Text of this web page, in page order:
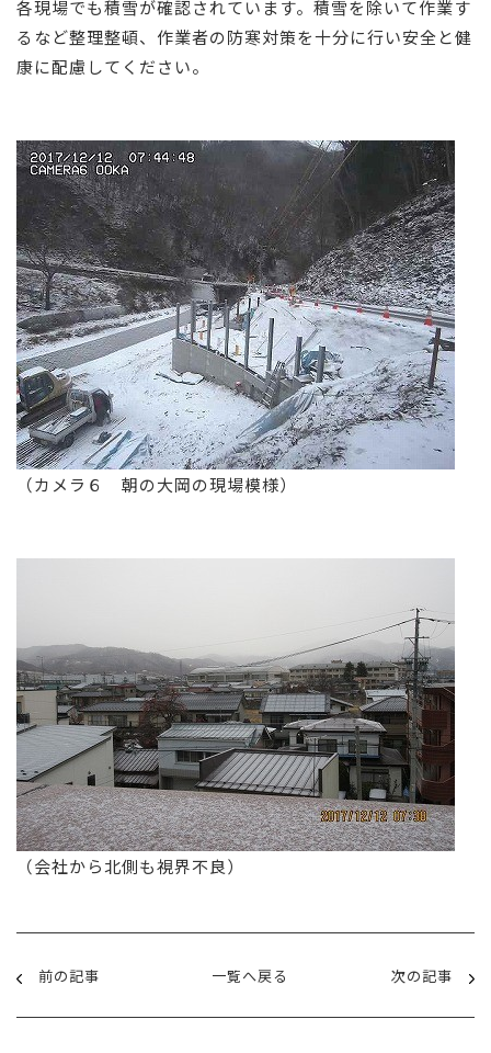
各現場でも積雪が確認されています。積雪を除いて作業す
るなど整理整頓、作業者の防寒対策を十分に行い安全と健
康に配慮してください。
（カメラ６ 朝の大岡の現場模様）
（会社から北側も視界不良）
前の記事 一覧へ戻る 次の記事